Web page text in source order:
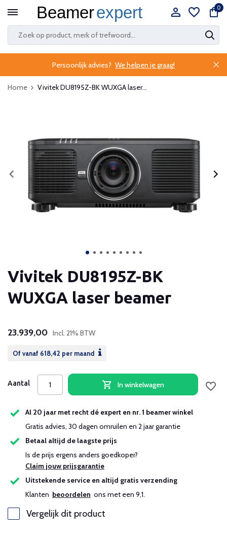
0
Persoonlijk advies? We helpen je graag!
Home Vivitek DU8195Z-BK WUXGA laser...
Vivitek DU8195Z-BK
WUXGA laser beamer
23.939,00 Incl. 21% BTW
Of vanaf 618,42 per maand
Aantal In winkelwagen
Al 20 jaar met recht dé expert en nr. 1 beamer winkel
Gratis advies, 30 dagen omruilen en 2 jaar garantie
Betaal altijd de laagste prijs
Is de prijs ergens anders goedkoper?
Claim jouw prijsgarantie
Uitstekende service en altijd gratis verzending
Klanten beoordelen ons met een 9,1.
Vergelijk dit product